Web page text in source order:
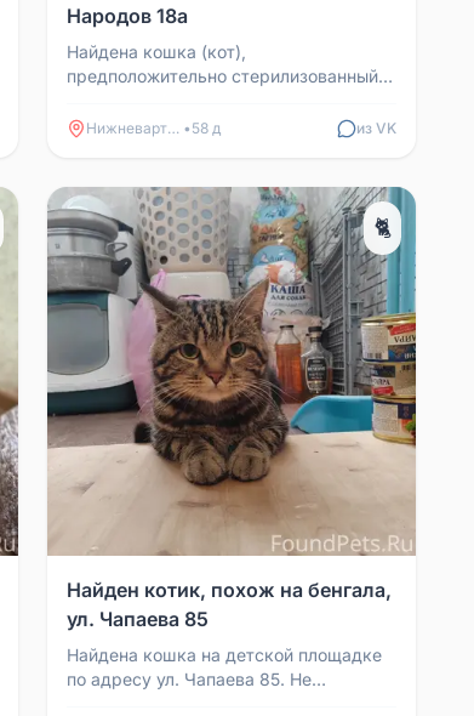
Народов 18а
Найдена кошка (кот),
предположительно стерилизованный.
Приучена к лотку, очень тактильная. ...
Нижневартовск • 58 д из VK
🐈
Найден котик, похож на бенгала,
ул. Чапаева 85
Найдена кошка на детской площадке
по адресу ул. Чапаева 85. Не